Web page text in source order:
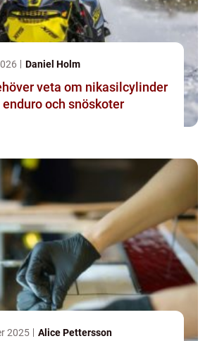
Daniel Holm
veta om nikasilcylinder
och snöskoter
2025 Alice Pettersson